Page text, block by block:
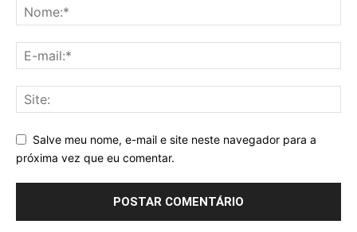
Salve meu nome, e-mail e site neste navegador para a
próxima vez que eu comentar.